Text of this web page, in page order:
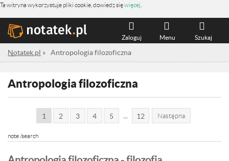
Ta witryna wykorzystuje pliki cookie, dowiedz sięwięcej
Szukaj
Menu
Zaloguj
Notatek.pl » Antropologia filozoficzna
Antropologia filozoficzna
1 2 3 4 5 12 Następna
note /search